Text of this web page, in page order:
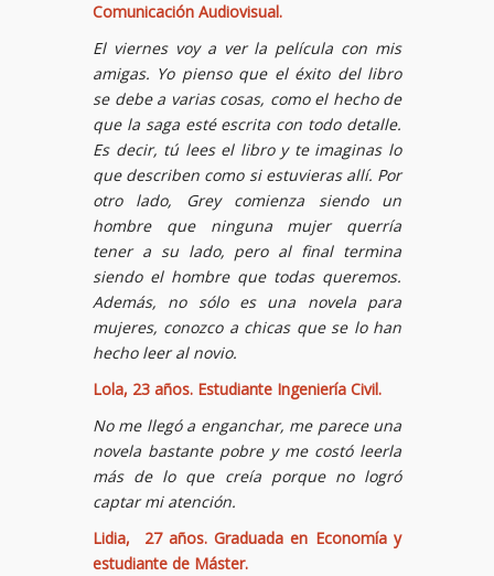
Comunicación Audiovisual.
El viernes voy a ver la película con mis
amigas. Yo pienso que el éxito del libro
se debe a varias cosas, como el hecho de
que la saga esté escrita con todo detalle.
Es decir, tú lees el libro y te imaginas lo
que describen como si estuvieras allí. Por
otro lado, Grey comienza siendo un
hombre que ninguna mujer querría
tener a su lado, pero al final termina
siendo el hombre que todas queremos.
Además, no sólo es una novela para
mujeres, conozco a chicas que se lo han
hecho leer al novio.
Lola, 23 años. Estudiante Ingeniería Civil.
No me llegó a enganchar, me parece una
novela bastante pobre y me costó leerla
más de lo que creía porque no logró
captar mi atención.
Lidia, 27 años. Graduada en Economía y
estudiante de Máster.